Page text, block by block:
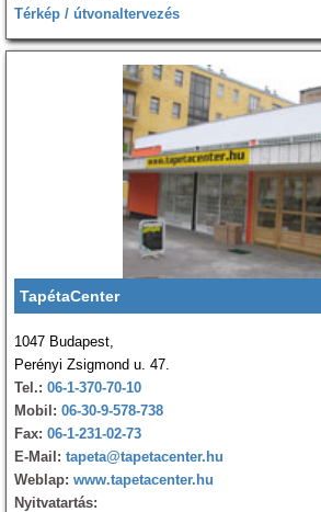
Térkép / útvonaltervezés
TapétaCenter
1047 Budapest,
Perényi Zsigmond u. 47.
Tel.: 06-1-370-70-10
Mobil: 06-30-9-578-738
Fax: 06-1-231-02-73
E-Mail: tapeta@tapetacenter.hu
Weblap: www.tapetacenter.hu
Nyitvatartás: